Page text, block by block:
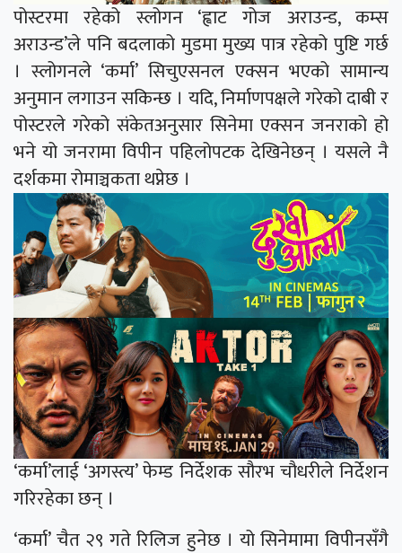
पोस्टरमा रहेको स्लोगन ‘ह्वाट गोज अराउन्ड, कम्स
अराउन्ड’ले पनि बदलाको मुडमा मुख्य पात्र रहेको पुष्टि गर्छ
। स्लोगनले ‘कर्मा’ सिचुएसनल एक्सन भएको सामान्य
अनुमान लगाउन सकिन्छ । यदि, निर्माणपक्षले गरेको दाबी र
पोस्टरले गरेको संकेतअनुसार सिनेमा एक्सन जनराको हो
भने यो जनरामा विपीन पहिलोपटक देखिनेछन् । यसले नै
दर्शकमा रोमाञ्चकता थप्नेछ ।
‘कर्मा’लाई ‘अगस्त्य’ फेम्ड निर्देशक सौरभ चौधरीले निर्देशन
गरिरहेका छन् ।
‘कर्मा’ चैत २९ गते रिलिज हुनेछ । यो सिनेमामा विपीनसँगै